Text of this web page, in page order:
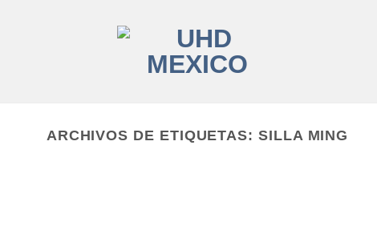
ARCHIVOS DE ETIQUETAS: SILLA MING